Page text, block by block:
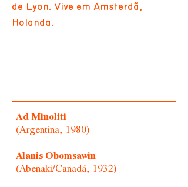
de Lyon. Vive em Amsterdã,
Holanda.
Ad Minoliti
(Argentina, 1980)
Alanis Obomsawin
(Abenaki/Canadá, 1932)